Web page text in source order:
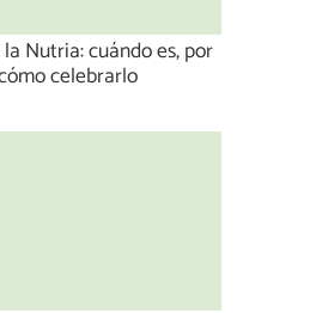
Nutria: cuándo es, por
celebrarlo